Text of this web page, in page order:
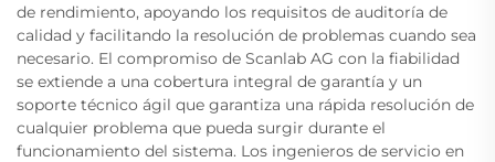
de rendimiento, apoyando los requisitos de auditoría de
calidad y facilitando la resolución de problemas cuando sea
necesario. El compromiso de Scanlab AG con la fiabilidad
se extiende a una cobertura integral de garantía y un
soporte técnico ágil que garantiza una rápida resolución de
cualquier problema que pueda surgir durante el
funcionamiento del sistema. Los ingenieros de servicio en